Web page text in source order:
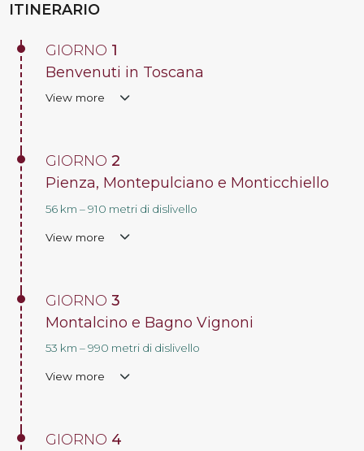
ITINERARIO
GIORNO 1
Benvenuti in Toscana
View more
GIORNO2
Pienza, Montepulciano e Monticchiello
56 km – 910 metri di dislivello
View more
GIORNO3
Montalcino e Bagno Vignoni
53 km – 990 metri di dislivello
View more
GIORNO 4